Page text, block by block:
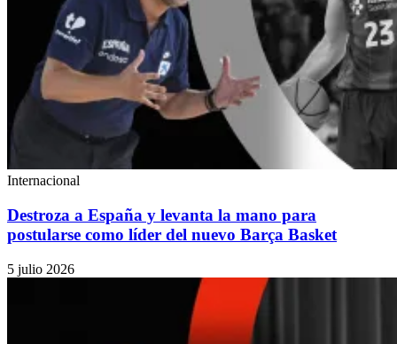
Internacional
Destroza a España y levanta la mano para
postularse como líder del nuevo Barça Basket
5 julio 2026